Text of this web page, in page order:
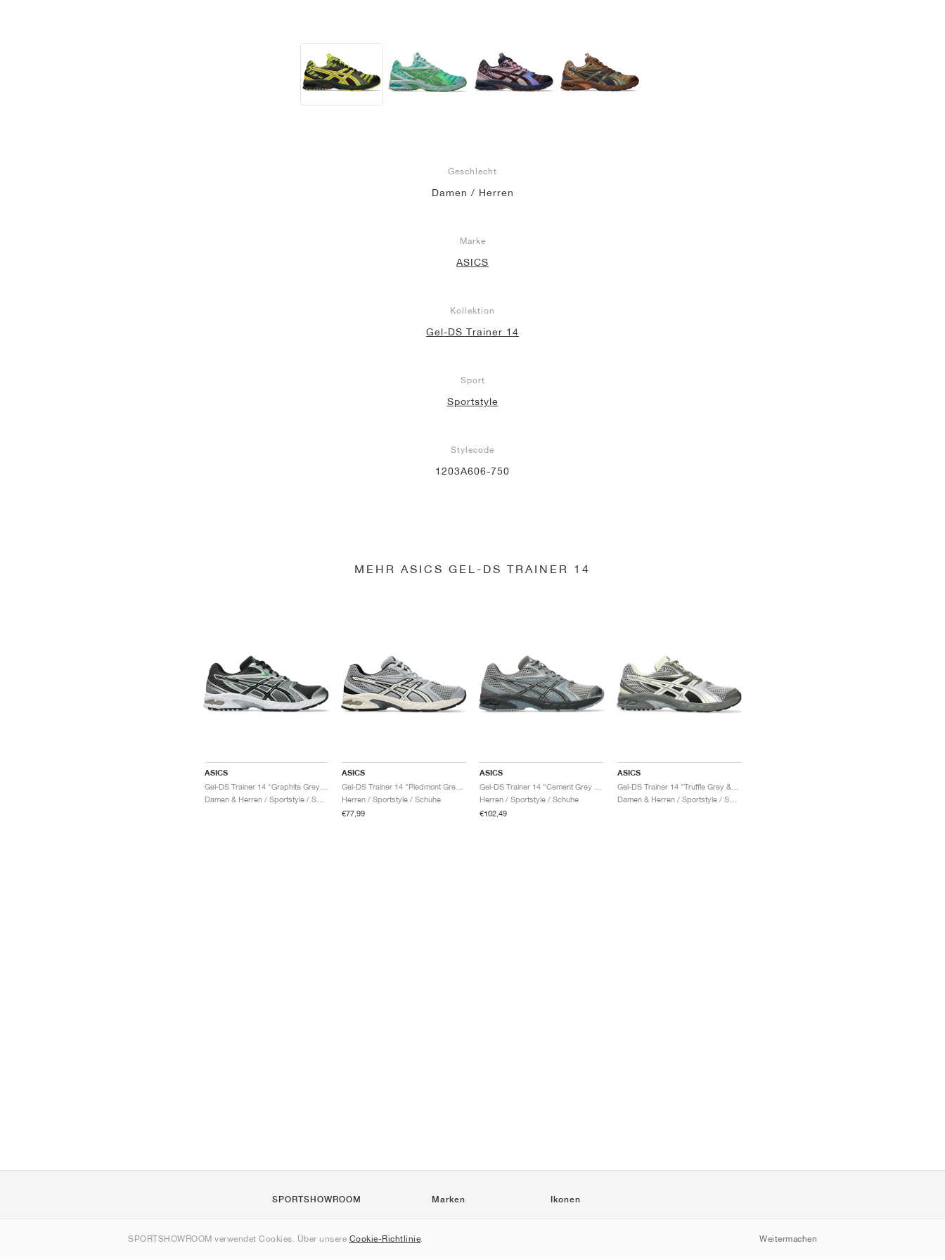
Geschlecht
Damen / Herren
Marke
ASICS
Kollektion
Gel-DS Trainer 14
Sport
Sportstyle
Stylecode
1203A606-750
MEHR ASICS GEL-DS TRAINER 14
ASICS
Gel-DS Trainer 14 "Graphite Grey & Fern"
Damen & Herren / Sportstyle / Schuhe
ASICS
Herren / Sportstyle / Schuhe
€77,99
ASICS
Herren / Sportstyle / Schuhe
€102,49
ASICS
Damen & Herren / Sportstyle / Schuhe
SPORTSHOWROOM verwendet Cookies. Über unsere Cookie-Richtlinie Weitermachen
SPORTSHOWROOM
Kontakt
Marken Ikonen